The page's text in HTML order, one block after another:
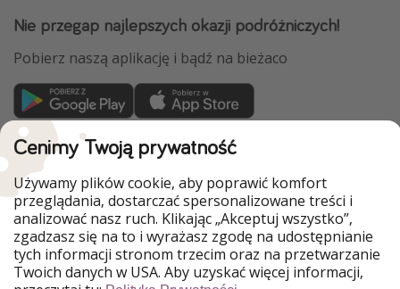
Nie przegap najlepszych okazji podróżniczych!
Pobierz naszą aplikację i bądź na bieżaco
WakacyjniPiraci są częścią Grupy HolidayPirates
Nasze rynki
PiratinViaggio
HolidayPirates
VakantiePiraten
VoyagesPirates
Ferienpiraten
Urlaubspiraten
Urlaubspiraten
ViajerosPiratas
TravelPirates
Cenimy Twoją prywatność
Używamy plików cookie, aby poprawić komfort
przeglądania, dostarczać spersonalizowane treści i
analizować nasz ruch. Klikając „Akceptuj wszystko”,
zgadzasz się na to i wyrażasz zgodę na udostępnianie
tych informacji stronom trzecim oraz na przetwarzanie
Twoich danych w USA. Aby uzyskać więcej informacji,